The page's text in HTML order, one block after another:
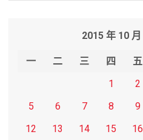
2015 年 10 月
一 二 三 四 五
1
2
5
6 7 8 9
12
13 14 15 16